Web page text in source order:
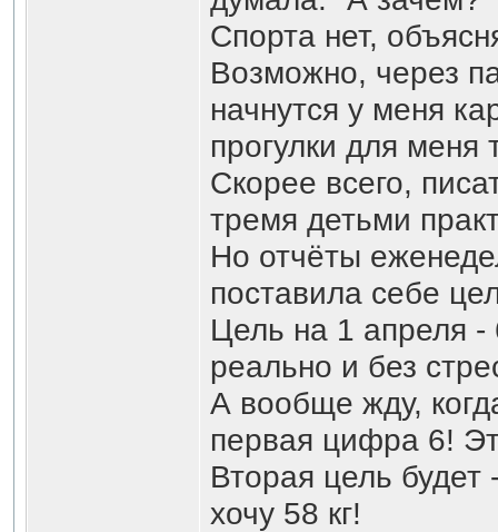
Спорта нет,
Возможно, через
начнутся у меня
прогулки для меня
Скорее всего,
тремя детьми
Но отчёты
поставила себе
Цель на 1 апреля -
реально и без
А вообще жду,
первая цифра 6!
Вторая цель будет
хочу 58 кг!